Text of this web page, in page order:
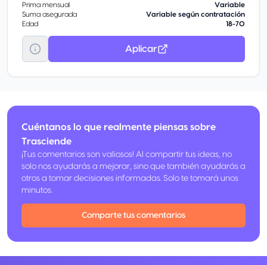
Prima mensual
Variable
Suma asegurada
Variable según contratación
Edad
18-70
Aplicar
Cuéntanos lo que realmente piensas sobre
Trasciende
¡Tus comentarios son valiosos! Al compartir tus ideas, no
solo nos ayudarás a mejorar, sino que también ayudarás a
otros a tomar decisiones informadas. Solo te tomará unos
minutos.
Comparte tus comentarios